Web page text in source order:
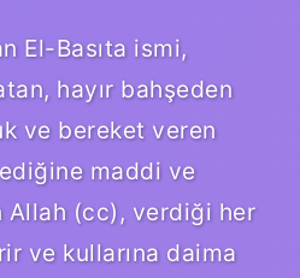
El-Basıta ismi,
hayır bahşeden
ve bereket veren
maddi ve
Allah (cc), verdiği her
ve kullarına daima